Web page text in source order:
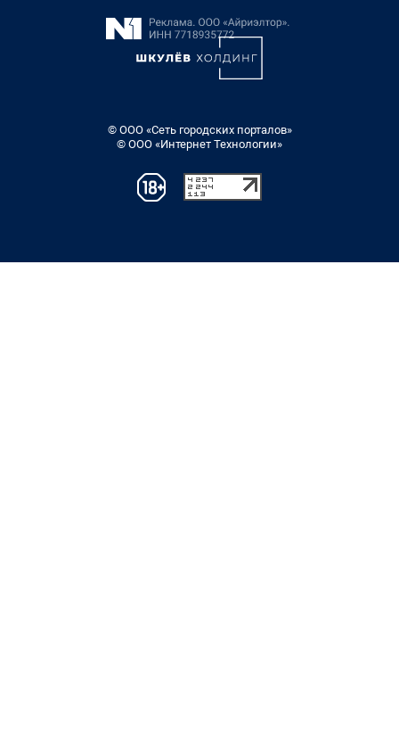
© ООО «Сеть городских порталов»
© ООО «Интернет Технологии»